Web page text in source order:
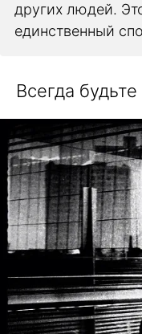
других людей.
единственный
Всегда будьте